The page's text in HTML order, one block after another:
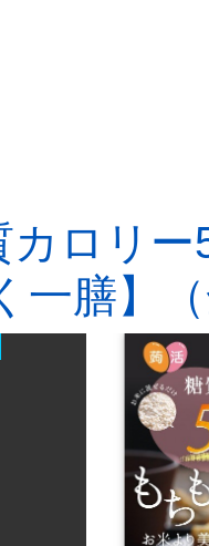
ロリ
膳】（